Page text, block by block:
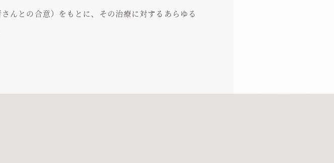
んとの合意）をもとに、その治療に対するあらゆる